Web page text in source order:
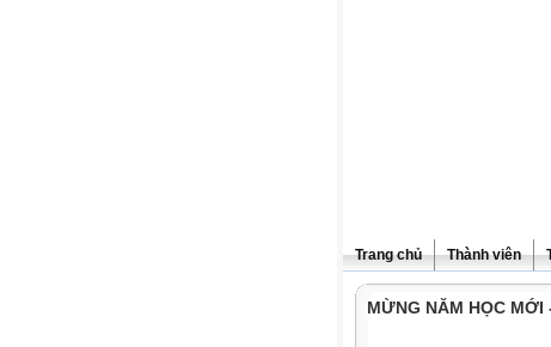
Trang chủ Thành viên
MỪNG NĂM HỌC